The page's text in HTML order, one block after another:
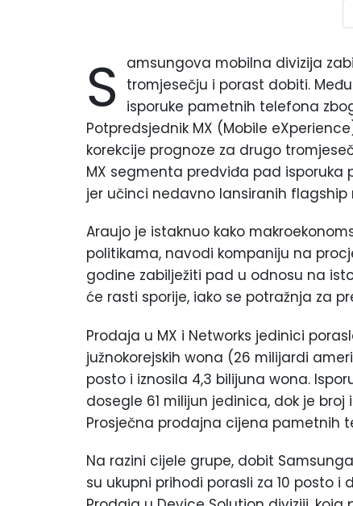
S
amsungova mobilna divizija
tromjesečju i porast dobiti.
isporuke pametnih telefona
Potpredsjednik MX (Mobile
korekcije prognoze za drugo
MX segmenta predviđa pad isporuka
jer učinci nedavno lansiranih
Araujo je istaknuo kako
politikama, navodi kompaniju na
godine zabilježiti pad u odnosu na
će rasti sporije, iako se potražnja za
Prodaja u MX i Networks jedinici
južnokorejskih wona (26 milijardi
posto i iznosila 4,3 bilijuna wona.
dosegle 61 milijun jedinica, dok je
Prosječna prodajna cijena pametnih
Na razini cijele grupe, dobit
su ukupni prihodi porasli za 10 posto i